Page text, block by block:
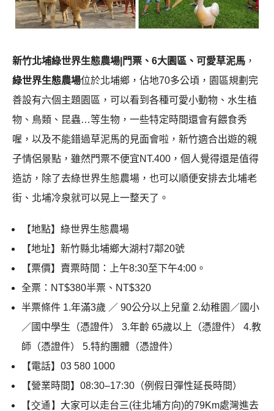
新竹北埔綠世界生態農場|門票、6大園區、可愛草泥馬 ，
綠世界生態農場位於北埔鄉，佔地70多公頃，園區規劃完
善設有六個主題園區，可以看到各種可愛小動物、水生植
物、鳥類、昆蟲…等生物，一些特定時間還會有餵食秀
喔，以及不能錯過草泥馬的見面會啦，新竹適合出遊的親
子情侶景點，雖然門票不便宜NT.400，個人覺得還是值得
造訪，除了去綠世界生態農場，也可以順便安排去北埔老
街、北埔冷泉就可以晃上一整天了。
【地點】綠世界生態農場
【地址】新竹縣北埔鄉大湖村7鄰20號
【票價】賣票時間：上午8:30至下午4:00。
全票：NT$380半票、NT$320
半票條件 1.年滿3歲 ／ 90公分以上兒童 2.幼稚園／國小
／國中學生（憑證件） 3.年齡 65歲以上（憑證件） 4.教
師（憑證件） 5.特約團體（憑證件）
【電話】03 580 1000
【營業時間】08:30–17:30（例假日彈性延長時間）
【交通】 大家可以走台三(往北埔方向)的79Km處灣進去